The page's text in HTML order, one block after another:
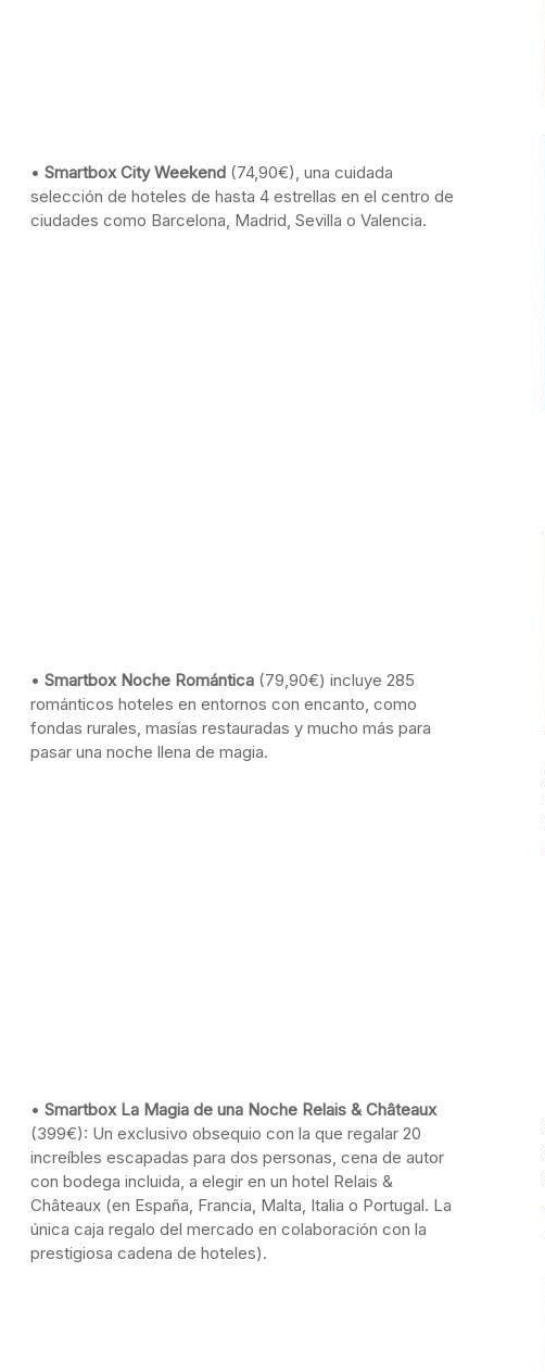
• Smartbox City Weekend (74,90€), una cuidada
selección de hoteles de hasta 4 estrellas en el centro de
ciudades como Barcelona, Madrid, Sevilla o Valencia.
• Smartbox Noche Romántica (79,90€) incluye 285
románticos hoteles en entornos con encanto, como
fondas rurales, masías restauradas y mucho más para
pasar una noche llena de magia.
• Smartbox La Magia de una Noche Relais & Châteaux
(399€): Un exclusivo obsequio con la que regalar 20
increíbles escapadas para dos personas, cena de autor
con bodega incluida, a elegir en un hotel Relais &
Châteaux (en España, Francia, Malta, Italia o Portugal. La
única caja regalo del mercado en colaboración con la
prestigiosa cadena de hoteles).